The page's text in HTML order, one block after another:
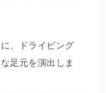
、ドライビング
足元を演出しま